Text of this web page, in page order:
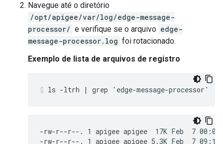
Navegue até o diretório
/opt/apigee/var/log/edge-message-
processor/ e verifique se o arquivo edge-
message-processor.log foi rotacionado.
Exemplo de lista de arquivos de registro
-rw-r--r--. 1 apigee apigee  17K Feb  7 00:00
-rw-r--r--. 1 apigee apigee 5.3K Feb  7 09:12